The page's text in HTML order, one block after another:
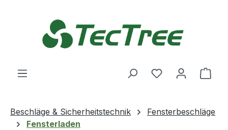
Du hast 0
Beschläge & Sicherheitstechnik
Fensterbeschläge
Fensterladen